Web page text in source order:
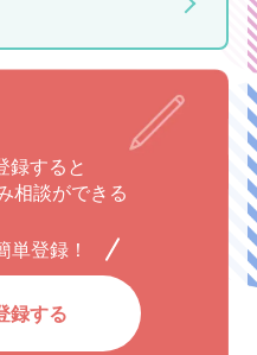
録すると
相談ができる
単登録！
録する